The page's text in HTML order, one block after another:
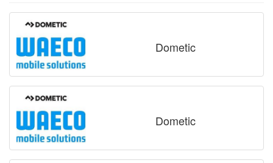
Dometic
Dometic